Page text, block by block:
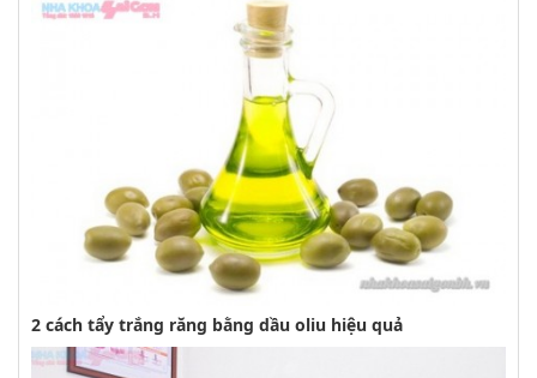
2 cách tẩy trắng răng bằng dầu oliu hiệu quả